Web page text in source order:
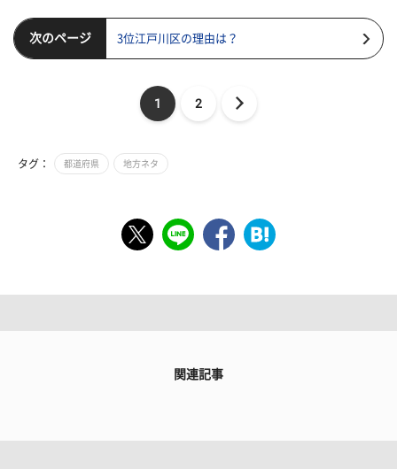
次のページ 3位江戸川区の理由は？
1 2
タグ： 都道府県 地方ネタ
関連記事